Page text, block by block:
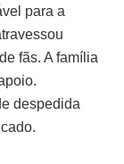
para a
fãs. A família
despedida